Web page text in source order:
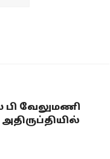
பி வேலுமணி